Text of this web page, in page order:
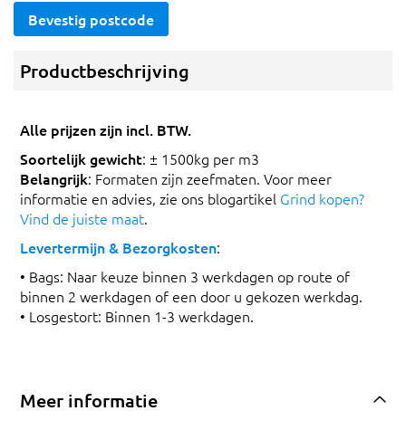
Bevestig postcode
Productbeschrijving
Alle prijzen zijn incl. BTW.
Soortelijk gewicht: ± 1500kg per m3
Belangrijk: Formaten zijn zeefmaten. Voor meer
informatie en advies, zie ons blogartikel Grind kopen?
Vind de juiste maat.
Levertermijn & Bezorgkosten:
• Bags: Naar keuze binnen 3 werkdagen op route of
binnen 2 werkdagen of een door u gekozen werkdag.
• Losgestort: Binnen 1-3 werkdagen.
Meer informatie